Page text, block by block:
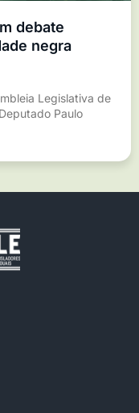
debate
negra
Legislativa de
Paulo